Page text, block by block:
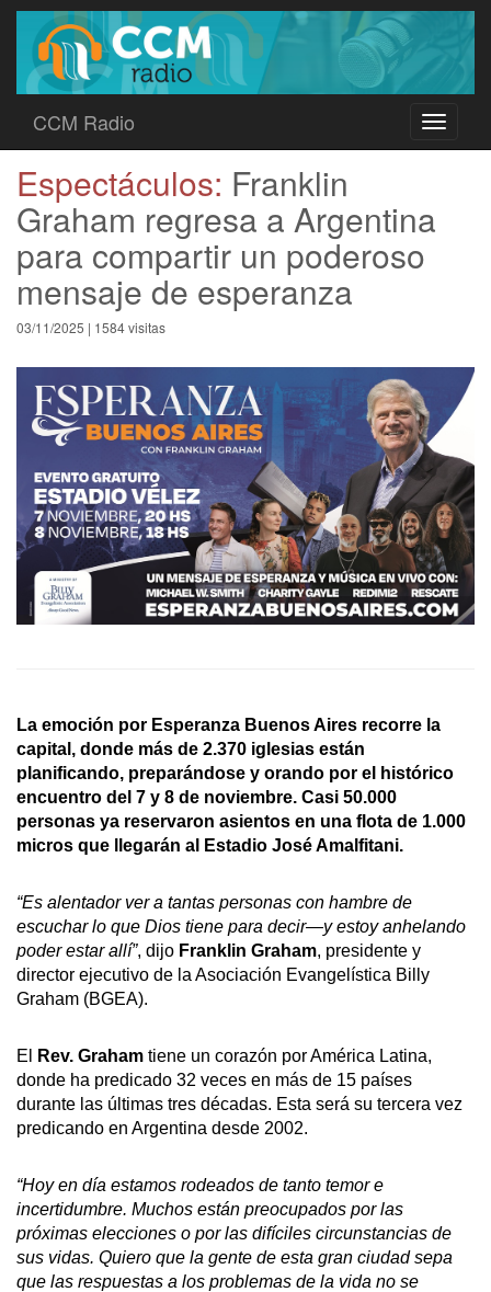
Toggle
CCM Radio
Espectáculos: Franklin
Graham regresa a Argentina
para compartir un poderoso
mensaje de esperanza
03/11/2025 | 1584 visitas
La emoción por Esperanza Buenos Aires recorre la
capital, donde más de 2.370 iglesias están
planificando, preparándose y orando por el histórico
encuentro del 7 y 8 de noviembre. Casi 50.000
personas ya reservaron asientos en una flota de 1.000
micros que llegarán al Estadio José Amalfitani.
“Es alentador ver a tantas personas con hambre de
escuchar lo que Dios tiene para decir—y estoy anhelando
poder estar allí”, dijo Franklin Graham, presidente y
director ejecutivo de la Asociación Evangelística Billy
Graham (BGEA).
El Rev. Graham tiene un corazón por América Latina,
donde ha predicado 32 veces en más de 15 países
durante las últimas tres décadas. Esta será su tercera vez
predicando en Argentina desde 2002.
“Hoy en día estamos rodeados de tanto temor e
incertidumbre. Muchos están preocupados por las
próximas elecciones o por las difíciles circunstancias de
sus vidas. Quiero que la gente de esta gran ciudad sepa
que las respuestas a los problemas de la vida no se